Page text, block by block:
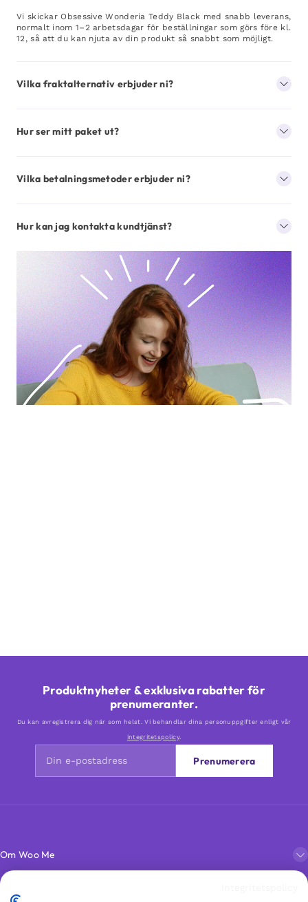
Vi skickar Obsessive Wonderia Teddy Black med snabb leverans,
normalt inom 1–2 arbetsdagar för beställningar som görs före kl.
12, så att du kan njuta av din produkt så snabbt som möjligt.
Vilka fraktalternativ erbjuder ni?
Hur ser mitt paket ut?
Vilka betalningsmetoder erbjuder ni?
Hur kan jag kontakta kundtjänst?
Produktnyheter & exklusiva rabatter för
prenumeranter.
Du kan avregistrera dig när som helst. Vi behandlar dina personuppgifter enligt vår
integritetspolicy.
Prenumerera
Om Woo Me
Kundservice